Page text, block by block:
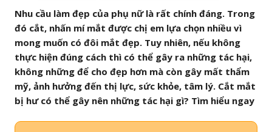
Nhu cầu làm đẹp của phụ nữ là rất chính đáng. Trong
đó cắt, nhấn mí mắt được chị em lựa chọn nhiều vì
mong muốn có đôi mắt đẹp. Tuy nhiên, nếu không
thực hiện đúng cách thì có thể gây ra những tác hại,
không những để cho đẹp hơn mà còn gây mất thẩm
mỹ, ảnh hưởng đến thị lực, sức khỏe, tâm lý. Cắt mắt
bị hư có thể gây nên những tác hại gì? Tìm hiểu ngay